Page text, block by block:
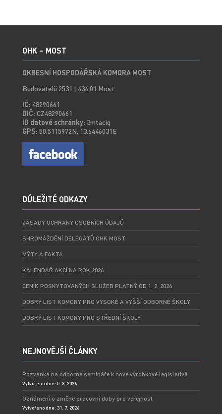
OHK – MOST
OKRESNÍ HOSPODÁŘSKÁ KOMORA MOST
Budovatelů 2531 | 434 01 Most
IČ: 48290661
DIČ: CZ48290661
ID datové schránky: 3mtaciq
GPS: 50.5115972N, 13.6446031E
DŮLEŽITÉ ODKAZY
ZÁSADY OCHRANY OSOBNÍCH ÚDAJŮ
SHROMÁŽDĚNÍ DELEGÁTŮ OHK MOST
MÝTY A FAKTA
KALENDÁŘ AKCÍ NA ROK 2026
CENÍK POSKYTOVANÝCH SLUŽEB PLATNÝ OD 1. 2. 2026
DOBRÝ LIST KOMORY PRO VYSOKÉ A VYŠŠÍ ODBORNÉ ŠKOLY
DOBRÝ LIST KOMORY PRO STŘEDNÍ ŠKOLY
NEJNOVĚJŠÍ ČLÁNKY
Pozvánka na odborné semináře k nové výrobkové legislativě
Vytvořeno dne: 5. 8. 2026
Oznámení o změně pracovní doby pro veřejnost
Vytvořeno dne: 31. 7. 2026